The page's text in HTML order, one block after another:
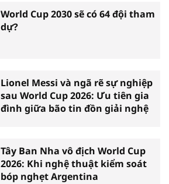
World Cup 2030 sẽ có 64 đội tham
dự?
Lionel Messi và ngã rẽ sự nghiệp
sau World Cup 2026: Ưu tiên gia
đình giữa bão tin đồn giải nghệ
Tây Ban Nha vô địch World Cup
2026: Khi nghệ thuật kiểm soát
bóp nghẹt Argentina